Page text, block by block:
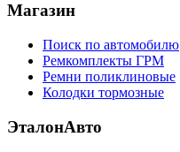
Магазин
Поиск по автомобилю
Ремкомплекты ГРМ
Ремни поликлиновые
Колодки тормозные
ЭталонАвто